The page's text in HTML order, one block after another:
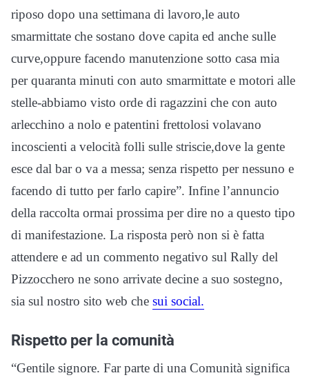
riposo dopo una settimana di lavoro,le auto
smarmittate che sostano dove capita ed anche sulle
curve,oppure facendo manutenzione sotto casa mia
per quaranta minuti con auto smarmittate e motori alle
stelle-abbiamo visto orde di ragazzini che con auto
arlecchino a nolo e patentini frettolosi volavano
incoscienti a velocità folli sulle striscie,dove la gente
esce dal bar o va a messa; senza rispetto per nessuno e
facendo di tutto per farlo capire”. Infine l’annuncio
della raccolta ormai prossima per dire no a questo tipo
di manifestazione. La risposta però non si è fatta
attendere e ad un commento negativo sul Rally del
Pizzocchero ne sono arrivate decine a suo sostegno,
sia sul nostro sito web che sui social.
Rispetto per la comunità
“Gentile signore. Far parte di una Comunità significa